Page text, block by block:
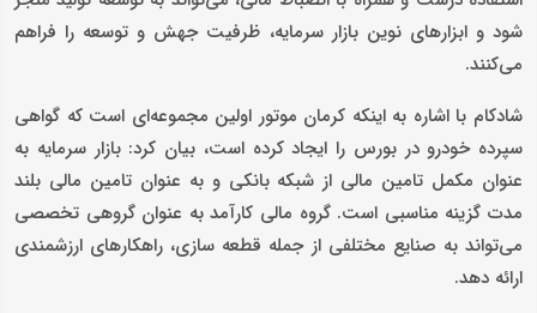
شود و ابزارهای نوین بازار سرمایه، ظرفیت جهش‌ و توسعه را فراهم
می‌کنند.
شادکام با اشاره به اینکه کرمان موتور اولین مجموعه‌ای است که گواهی
سپرده خودرو در بورس را ایجاد کرده است، بیان کرد: بازار سرمایه به
عنوان مکمل تامین مالی از شبکه بانکی و به عنوان تامین مالی بلند
مدت گزینه مناسبی است. گروه مالی کارآمد به عنوان گروهی تخصصی
می‌تواند به صنایع مختلفی از جمله قطعه سازی، راهکارهای ارزشمندی
ارائه دهد.